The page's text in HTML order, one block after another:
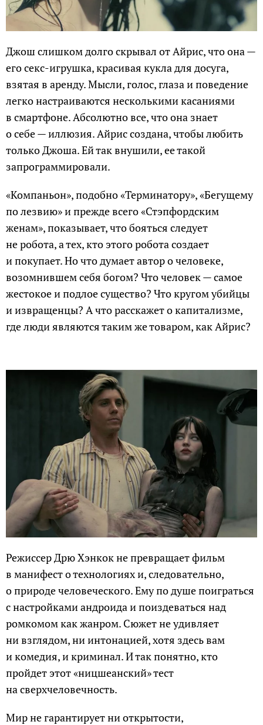
Джош слишком долго скрывал от Айрис, что она —
его секс-игрушка, красивая кукла для досуга,
взятая в аренду. Мысли, голос, глаза и поведение
легко настраиваются несколькими касаниями
в смартфоне. Абсолютно все, что она знает
о себе — иллюзия. Айрис создана, чтобы любить
только Джоша. Ей так внушили, ее такой
запрограммировали.
«Компаньон», подобно «Терминатору», «Бегущему
по лезвию» и прежде всего «Стэпфордским
женам», показывает, что бояться следует
не робота, а тех, кто этого робота создает
и покупает. Но что думает автор о человеке,
возомнившем себя богом? Что человек — самое
жестокое и подлое существо? Что кругом убийцы
и извращенцы? А что расскажет о капитализме,
где люди являются таким же товаром, как Айрис?
Режиссер Дрю Хэнкок не превращает фильм
в манифест о технологиях и, следовательно,
о природе человеческого. Ему по душе поиграться
с настройками андроида и поиздеваться над
ромкомом как жанром. Сюжет не удивляет
ни взглядом, ни интонацией, хотя здесь вам
и комедия, и криминал. И так понятно, кто
пройдет этот «ницшеанский» тест
на сверхчеловечность.
Мир не гарантирует ни открытости,